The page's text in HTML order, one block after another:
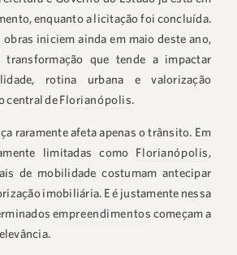
enquanto a licitação foi concluída.
obras iniciem ainda em maio deste ano,
transformação que tende a impactar
rotina urbana e valorização
central deFlorianópolis.
raramente afeta apenas o trânsito. Em
limitadas como Florianópolis,
de mobilidade costumam antecipar
imobiliária. E é justamente nessa
empreendimentos começam a